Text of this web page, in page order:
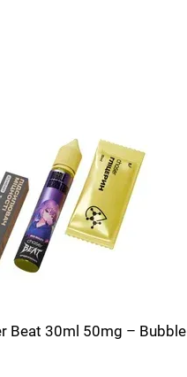
Beat 30ml 50mg – Bubble